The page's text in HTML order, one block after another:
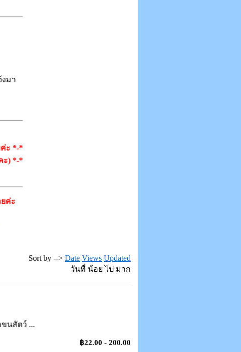
มา
ะ *-*
ะ) *-*
ค่ะ
Sort by --> Date Views Updated
วันที่ น้อย ไป มาก
นสัตว์ ...
฿22.00 - 200.00